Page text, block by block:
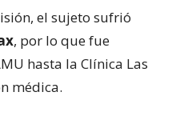
el sujeto sufrió
, por lo que fue
hasta la Clínica Las
médica.